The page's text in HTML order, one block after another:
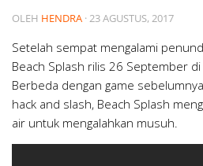
OLEH HENDRA ·23 AGUSTUS, 2017
Setelah sempat mengalami
Beach Splash rilis 26 September
Berbeda dengan game
hack and slash, Beach Splash
air untuk mengalahkan musuh.